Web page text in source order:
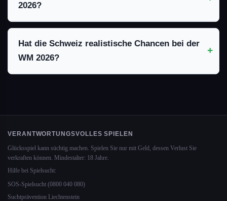
2026?
Hat die Schweiz realistische Chancen bei der
WM 2026?
VERANTWORTUNGSVOLLES SPIELEN
Glücksspiel kann süchtig machen. Spielen Sie nur mit Geld, dessen Verlust Sie
verkraften können. Mindestalter: 18 Jahre.
Hilfe bei Spielsucht:
SOS-Spielsucht (0800 040 080)
Suchtprävention Liechtenstein